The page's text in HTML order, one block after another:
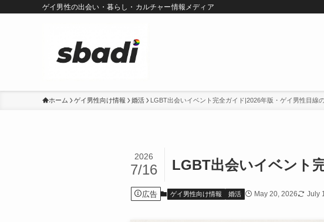
ゲイ男性の出会い・暮らし・カルチャー情報メディア
ホーム ゲイ男性向け情報 婚活 LGBT出会いイベント完全ガイド|2026年版・ゲイ男性目線
LGBT出会いイベント
2026
7/16
広告 ゲイ男性向け情報 婚活 May 20, 2026 July